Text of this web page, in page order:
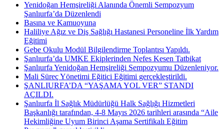
Yenidoğan Hemşireliği Alanında Önemli Sempozyum
Şanlıurfa’da Düzenlendi
Basına ve Kamuoyuna
Haliliye Ağız ve Diş Sağlığı Hastanesi Personeline İlk Yardım
Eğitimi
Gebe Okulu Modül Bilgilendirme Toplantısı Yapıldı.
Şanlıurfa’da UMKE Ekiplerinden Nefes Kesen Tatbikat
Şanlıurfa Yenidoğan Hemşireliği Sempozyumu Düzenleniyor.
Mali Süreç Yönetimi Eğitici Eğitimi gerçekleştirildi.
ŞANLIURFA’DA “YAŞAMA YOL VER” STANDI
AÇILDI.
Şanlıurfa İl Sağlık Müdürlüğü Halk Sağlığı Hizmetleri
Başkanlığı tarafından, 4-8 Mayıs 2026 tarihleri arasında “Aile
Hekimliğine Uyum Birinci Aşama Sertifikalı Eğitim